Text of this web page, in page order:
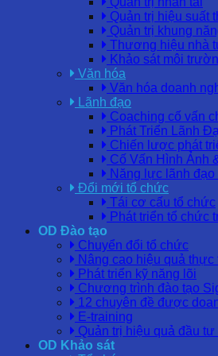
Quản trị hiệu suất
Quản trị khung
Thương hiệu nhà
Khảo sát môi
Văn hóa
Văn hóa doanh
Lãnh đạo
Coaching cố vấn
Phát Triển Lãnh
Chiến lược phát
Cố Vấn Hình Ảnh
Năng lực lãnh đạo
Đổi mới tổ chức
Tái cơ cấu tổ chức
Phát triển tổ chức
OD Đào tạo
Chuyển đổi tổ chức
Nâng cao hiệu quả thực
Phát triển kỹ năng lõi
Chương trình đào tạo
12 chuyên đề được
E-training
Quản trị hiệu quả đầu tư
OD Khảo sát